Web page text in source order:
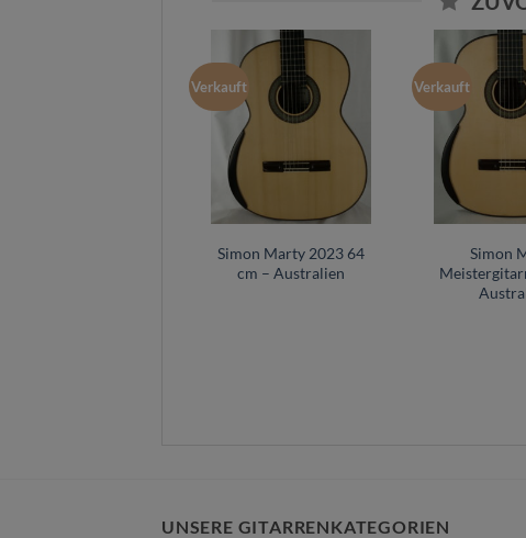
Verkauft
Simon Marty 2023 64
cm – Australien
Verkauft
Simon
UNSERE GITARRENKATEGORIEN